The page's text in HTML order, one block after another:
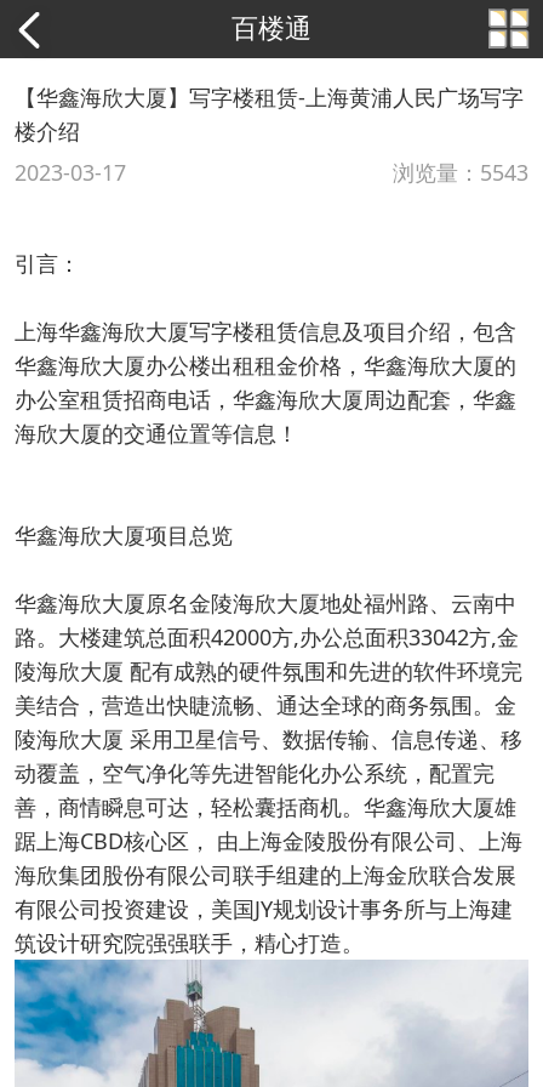
百楼通
【华鑫海欣大厦】写字楼租赁-上海黄浦人民广场写字
楼介绍
2023-03-17
浏览量：5543
引言：
上海华鑫海欣大厦写字楼租赁信息及项目介绍，包含
华鑫海欣大厦办公楼出租租金价格，华鑫海欣大厦的
办公室租赁招商电话，华鑫海欣大厦周边配套，华鑫
海欣大厦的交通位置等信息！
华鑫海欣大厦项目总览
华鑫海欣大厦原名金陵海欣大厦地处福州路、云南中
路。大楼建筑总面积42000方,办公总面积33042方,金
陵海欣大厦 配有成熟的硬件氛围和先进的软件环境完
美结合，营造出快睫流畅、通达全球的商务氛围。金
陵海欣大厦 采用卫星信号、数据传输、信息传递、移
动覆盖，空气净化等先进智能化办公系统，配置完
善，商情瞬息可达，轻松囊括商机。华鑫海欣大厦雄
踞上海CBD核心区， 由上海金陵股份有限公司、上海
海欣集团股份有限公司联手组建的上海金欣联合发展
有限公司投资建设，美国JY规划设计事务所与上海建
筑设计研究院强强联手，精心打造。